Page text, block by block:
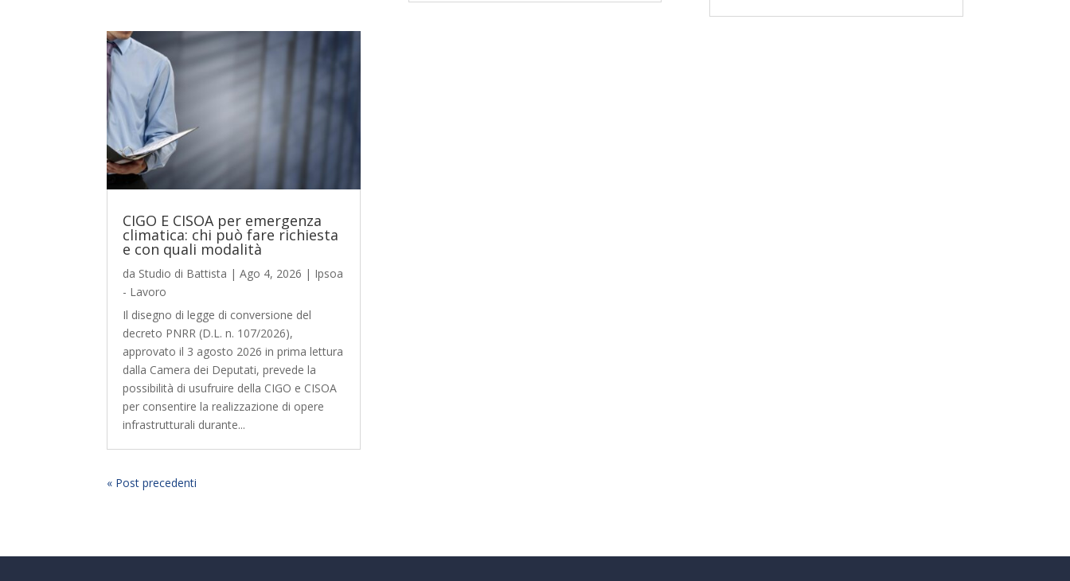
CIGO E CISOA per emergenza
climatica: chi può fare richiesta
e con quali modalità
da Studio di Battista |Ago 4, 2026 | Ipsoa
- Lavoro
Il disegno di legge di conversione del
decreto PNRR (D.L. n. 107/2026),
approvato il 3 agosto 2026 in prima lettura
dalla Camera dei Deputati, prevede la
possibilità di usufruire della CIGO e CISOA
per consentire la realizzazione di opere
infrastrutturali durante...
« Post precedenti